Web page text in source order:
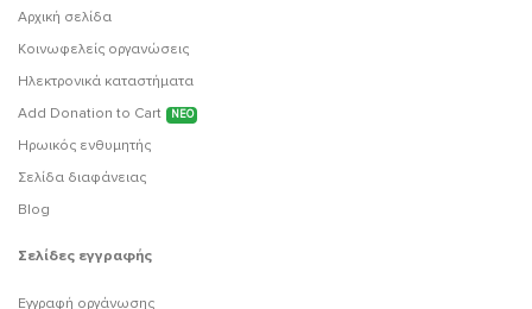
Αρχική σελίδα
Κοινωφελείς οργανώσεις
Ηλεκτρονικά καταστήματα
Add Donation to Cart
ΝΕΟ
Ηρωικός ενθυμητής
Σελίδα διαφάνειας
Blog
Σελίδες εγγραφής
Εγγραφή οργάνωσης